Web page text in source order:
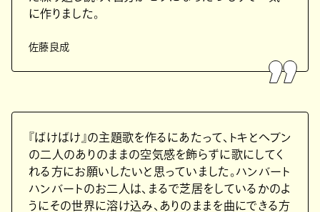
に作りました。
佐藤良成
『ばけばけ』の主題歌を作るにあたって、トキとヘブン
の二人のありのままの空気感を飾らずに歌にしてく
れる方にお願いしたいと思っていました。ハンバート
ハンバートのお二人は、まるで芝居をしているかのよ
うにその世界に溶け込み、ありのままを曲にできる方